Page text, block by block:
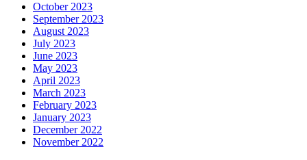
October 2023
September 2023
August 2023
July 2023
June 2023
May 2023
April 2023
March 2023
February 2023
January 2023
December 2022
November 2022